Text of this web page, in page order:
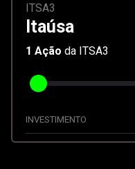
ITSA3
Itaúsa
1 Ação da ITSA3
INVESTIMENTO